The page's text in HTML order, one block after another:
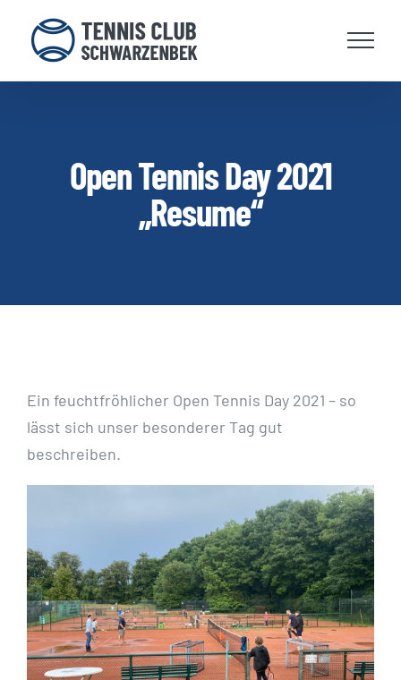
Inhalt
springen
Open Tennis Day 2021
„Resume“
Ein feuchtfröhlicher Open Tennis Day 2021 – so
lässt sich unser besonderer Tag gut
beschreiben.